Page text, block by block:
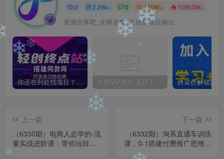
0 2.2W+ 0 720W+ 10905W+
资源分享吧_全网首发_高质量项目输出
你还在到处找项目？还在当韭菜？我靠卖项目一个月收入5万+，曾经我也是个失败者。 全网VIP课程 无损下载~
上一篇
（6330期）电商人必学的-流
量实战进阶课：带你玩转淘
下一篇
（6332期）淘系直通车训练
课，0-1搭建付费推广思维，
讲基础 讲思路 讲方法 也讲
❄
❄
❄❄ ❄
❄